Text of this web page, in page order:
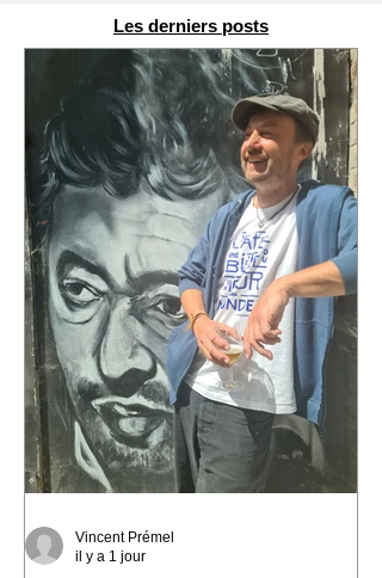
Les derniers posts
Vincent Prémel
il y a 1 jour